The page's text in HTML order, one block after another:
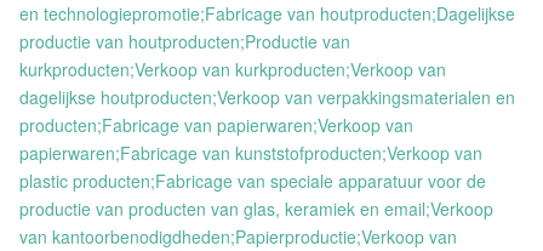
en technologiepromotie;Fabricage van houtproducten;Dagelijkse
productie van houtproducten;Productie van
kurkproducten;Verkoop van kurkproducten;Verkoop van
dagelijkse houtproducten;Verkoop van verpakkingsmaterialen en
producten;Fabricage van papierwaren;Verkoop van
papierwaren;Fabricage van kunststofproducten;Verkoop van
plastic producten;Fabricage van speciale apparatuur voor de
productie van producten van glas, keramiek en email;Verkoop
van kantoorbenodigdheden;Papierproductie;Verkoop van